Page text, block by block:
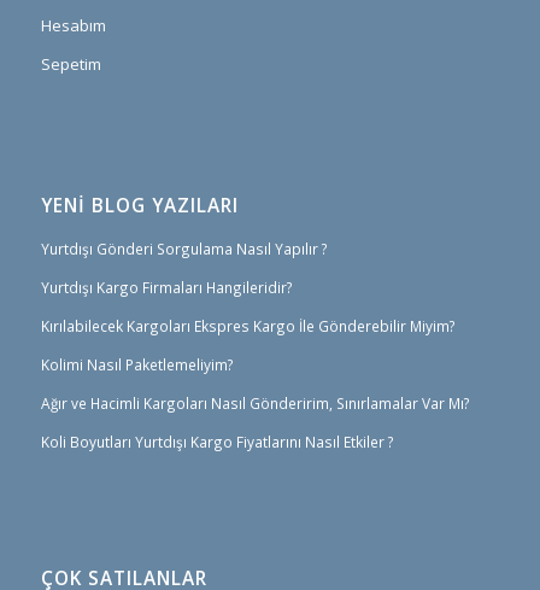
Hesabım
Sepetim
YENİ BLOG YAZILARI
Yurtdışı Gönderi Sorgulama Nasıl Yapılır ?
Yurtdışı Kargo Firmaları Hangileridir?
Kırılabilecek Kargoları Ekspres Kargo İle Gönderebilir Miyim?
Kolimi Nasıl Paketlemeliyim?
Ağır ve Hacimli Kargoları Nasıl Gönderirim, Sınırlamalar Var Mı?
Koli Boyutları Yurtdışı Kargo Fiyatlarını Nasıl Etkiler ?
ÇOK SATILANLAR